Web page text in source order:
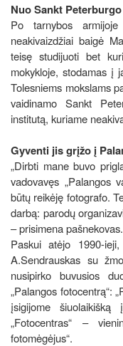
Nuo Sankt
Po tarnybos
neakivaizdžiai baigė
teisę studijuoti bet
mokykloje, stodamas į
Tolesniems mokslams
vaidinamo Sankt
institutą, kuriame
Gyventi jis grįžo į
„Dirbti mane buvo
vadovavęs „Palangos
būtų reikėję fotografo.
darbą: parodų
– prisimena pašnekovas.
Paskui atėjo 1990-
A.Sendrauskas su
nusipirko buvusios
„Palangos fotocentrą“:
įsigijome šiuolaikišką
„Fotocentras“ –
fotomėgėjus“.